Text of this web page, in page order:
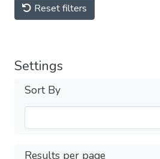
Reset filters
Settings
Sort By
Results per page